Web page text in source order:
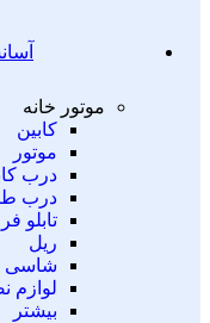
موتور خانه
کابین
موتور
درب
درب
تابلو
ریل
شاسی
لوازم
بیشتر